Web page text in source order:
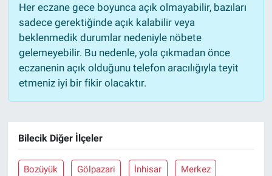
Her eczane gece boyunca açık olmayabilir, bazıları
sadece gerektiğinde açık kalabilir veya
beklenmedik durumlar nedeniyle nöbete
gelemeyebilir. Bu nedenle, yola çıkmadan önce
eczanenin açık olduğunu telefon aracılığıyla teyit
etmeniz iyi bir fikir olacaktır.
Bilecik Diğer İlçeler
Bozüyük Gölpazari İnhisar Merkez